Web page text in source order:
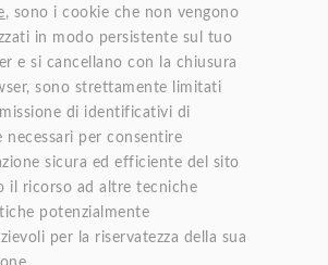
, sono i cookie che non vengono
in modo persistente sul tuo
e si cancellano con la chiusura
sono strettamente limitati
di identificativi di
necessari per consentire
sicura ed efficiente del sito
il ricorso ad altre tecniche
potenzialmente
per la riservatezza della sua